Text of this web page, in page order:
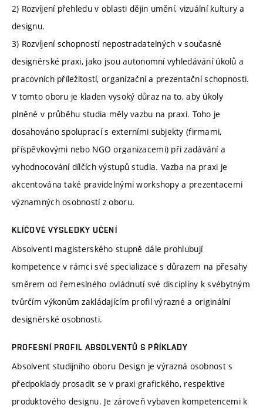
2) Rozvíjení přehledu v oblasti dějin umění, vizuální kultury a
designu.
3) Rozvíjení schopností nepostradatelných v současné
designérské praxi, jako jsou autonomní vyhledávání úkolů a
pracovních příležitostí, organizační a prezentační schopnosti.
V tomto oboru je kladen vysoký důraz na to, aby úkoly
plněné v průběhu studia měly vazbu na praxi. Toho je
dosahováno spoluprací s externími subjekty (firmami,
příspěvkovými nebo NGO organizacemi) při zadávání a
vyhodnocování dílčích výstupů studia. Vazba na praxi je
akcentována také pravidelnými workshopy a prezentacemi
významných osobností z oboru.
KLÍČOVÉ VÝSLEDKY UČENÍ
Absolventi magisterského stupně dále prohlubují
kompetence v rámci své specializace s důrazem na přesahy
směrem od řemeslného ovládnutí své disciplíny k svébytným
tvůrčím výkonům zakládajícím profil výrazné a originální
designérské osobnosti.
PROFESNÍ PROFIL ABSOLVENTŮ S PŘÍKLADY
Absolvent studijního oboru Design je výrazná osobnost s
předpoklady prosadit se v praxi grafického, respektive
produktového designu. Je zároveň vybaven kompetencemi k